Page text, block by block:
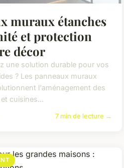
muraux étanches
et protection
décor
une solution durable pour vos
? Les panneaux muraux
l'aménagement des
cuisines...
7 min de lecture →